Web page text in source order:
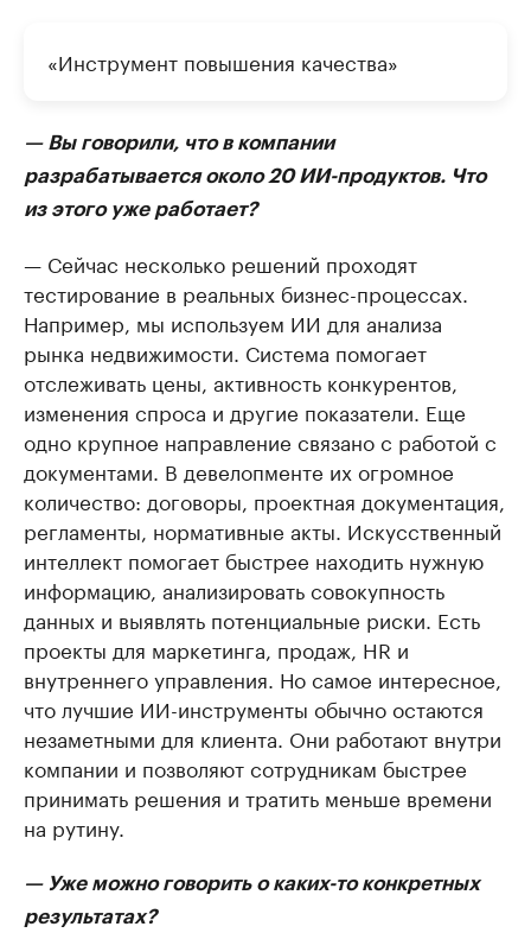
«Инструмент повышения качества»
— Вы говорили, что в компании
разрабатывается около 20 ИИ-продуктов. Что
из этого уже работает?
— Сейчас несколько решений проходят
тестирование в реальных бизнес-процессах.
Например, мы используем ИИ для анализа
рынка недвижимости. Система помогает
отслеживать цены, активность конкурентов,
изменения спроса и другие показатели. Еще
одно крупное направление связано с работой с
документами. В девелопменте их огромное
количество: договоры, проектная документация,
регламенты, нормативные акты. Искусственный
интеллект помогает быстрее находить нужную
информацию, анализировать совокупность
данных и выявлять потенциальные риски. Есть
проекты для маркетинга, продаж, HR и
внутреннего управления. Но самое интересное,
что лучшие ИИ-инструменты обычно остаются
незаметными для клиента. Они работают внутри
компании и позволяют сотрудникам быстрее
принимать решения и тратить меньше времени
на рутину.
— Уже можно говорить о каких-то конкретных
результатах?